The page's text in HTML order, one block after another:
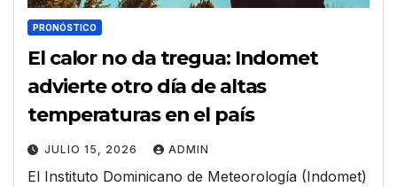
PRONÓSTICO
El calor no da tregua: Indomet
advierte otro día de altas
temperaturas en el país
JULIO 15, 2026 ADMIN
El Instituto Dominicano de Meteorología (Indomet)